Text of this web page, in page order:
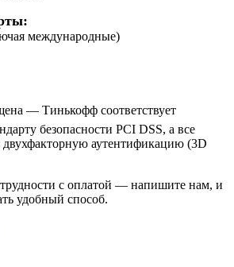
международные)
— Тинькофф соответствует
безопасности PCI DSS, а все
двухфакторную аутентификацию (3D
с оплатой — напишите нам, и
удобный способ.